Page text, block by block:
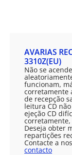
AVARIAS
3310Z(EU)
Não se
funcionam,
corretamente
de recepção
leitura CD
ejeção CD
Deseja obter
repartições
Contacte a
contacto